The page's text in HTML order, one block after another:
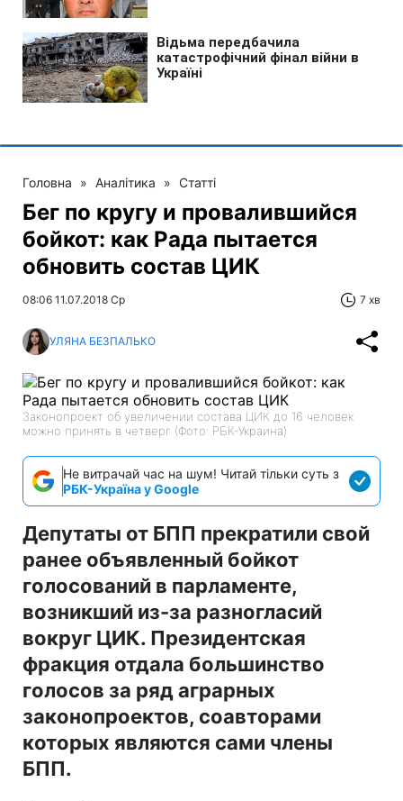
Головна » Аналітика » Статті
Бег по кругу и провалившийся
бойкот: как Рада пытается
обновить состав ЦИК
08:06 11.07.2018 Ср 7 хв
УЛЯНА БЕЗПАЛЬКО
Законопроект об увеличении состава ЦИК до 16 человек
можно принять в четверг (Фото: РБК-Украина)
Не витрачай час на шум! Читай тільки суть з
РБК-Україна у Google
Депутаты от БПП прекратили свой
ранее объявленный бойкот
голосований в парламенте,
возникший из-за разногласий
вокруг ЦИК. Президентская
фракция отдала большинство
голосов за ряд аграрных
законопроектов, соавторами
которых являются сами члены
БПП.